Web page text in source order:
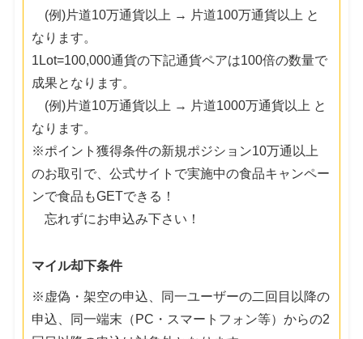
(例)片道10万通貨以上 → 片道100万通貨以上 と
なります。
1Lot=100,000通貨の下記通貨ペアは100倍の数量で
成果となります。
(例)片道10万通貨以上 → 片道1000万通貨以上 と
なります。
※ポイント獲得条件の新規ポジション10万通以上
のお取引で、公式サイトで実施中の食品キャンペー
ンで食品もGETできる！
忘れずにお申込み下さい！
マイル却下条件
※虚偽・架空の申込、同一ユーザーの二回目以降の
申込、同一端末（PC・スマートフォン等）からの2